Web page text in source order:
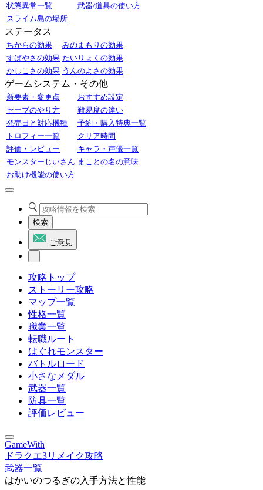
状態異常一覧
武器/道具の使い方
スライム島の場所
ステータス
ちからの効果
みのまもりの効果
すばやさの効果 たいりょくの効果
かしこさの効果 うんのよさの効果
ゲームシステム・その他
新要素・変更点
おすすめ設定
セーブのやり方
難易度の違い
発売日と対応機種
予約・購入特典一覧
トロフィー一覧
クリア時間
評価・レビュー
キャラ・声優一覧
モンスターじいさん まことの名の意味
お助け機能の使い方
検索
ご意見
攻略トップ
ストーリー攻略
マップ一覧
性格一覧
職業一覧
転職ルート
はぐれモンスター
バトルロード
小さなメダル
武器一覧
防具一覧
評価レビュー
GameWith
ドラクエ3リメイク攻略
武器一覧
はかいのつるぎの入手方法と性能